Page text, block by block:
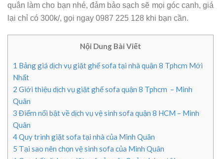
quân làm cho bạn nhé, đảm bảo sạch sẽ mọi góc canh, giá
lại chỉ có 300k/, gọi ngay 0987 225 128 khi bạn cần.
Nội Dung Bài Viết
1 Bảng giá dịch vụ giặt ghế sofa tại nhà quận 8 Tphcm Mới
Nhất
2 Giới thiệu dịch vụ giặt ghế sofa quận 8 Tphcm – Minh
Quân
3 Điểm nổi bật về dịch vụ vệ sinh sofa quận 8 HCM – Minh
Quân
4Quy trình giặt sofa tại nhà của Minh Quân
5 Tại sao nên chọn vệ sinh sofa của Minh Quân